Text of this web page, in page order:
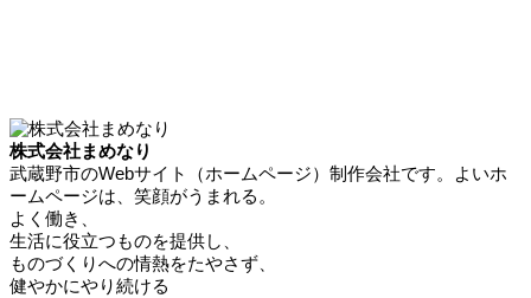
株式会社まめなり
武蔵野市のWebサイト（ホームページ）制作会社です。よいホ
ームページは、笑顔がうまれる。
よく働き、
生活に役立つものを提供し、
ものづくりへの情熱をたやさず、
健やかにやり続ける